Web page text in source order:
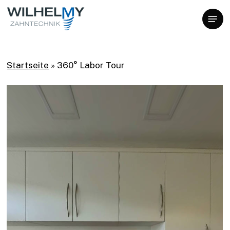
Skip
Menu
Startseite » 360° Labor Tour